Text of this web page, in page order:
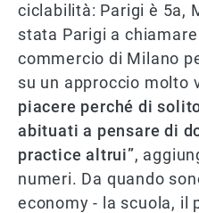
ciclabilità: Parigi è 5a,
stata Parigi a
commercio di Milano
su un approccio molto
piacere perché di
abituati a pensare di
practice altrui”,
numeri. Da quando
economy - la scuola, il